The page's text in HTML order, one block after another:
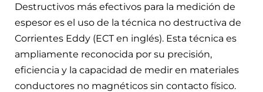
Destructivos más efectivos para la medición de
espesor es el uso de la técnica no destructiva de
Corrientes Eddy (ECT en inglés). Esta técnica es
ampliamente reconocida por su precisión,
eficiencia y la capacidad de medir en materiales
conductores no magnéticos sin contacto físico.